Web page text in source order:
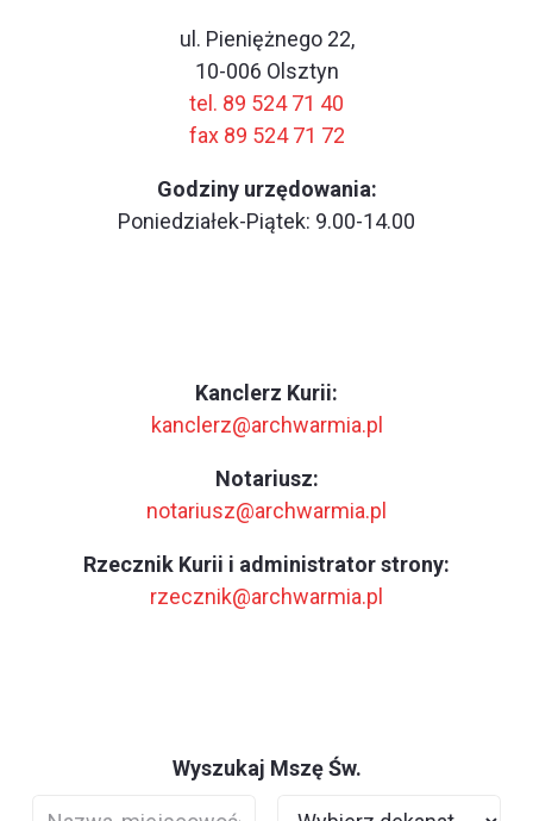
ul. Pieniężnego 22,
10-006 Olsztyn
tel. 89 524 71 40
fax 89 524 71 72
Godziny urzędowania:
Poniedziałek-Piątek: 9.00-14.00
Kanclerz Kurii:
kanclerz@archwarmia.pl
Notariusz:
notariusz@archwarmia.pl
Rzecznik Kurii i administrator strony:
rzecznik@archwarmia.pl
Wyszukaj Mszę Św.